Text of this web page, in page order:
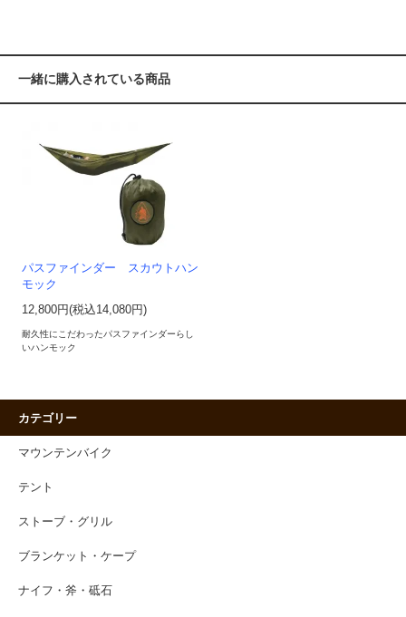
一緒に購入されている商品
パスファインダー スカウトハン
モック
12,800円(税込14,080円)
耐久性にこだわったパスファインダーらし
いハンモック
カテゴリー
マウンテンバイク
テント
ストーブ・グリル
ブランケット・ケープ
ナイフ・斧・砥石